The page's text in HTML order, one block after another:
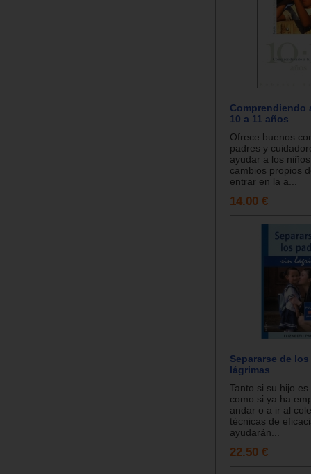
Comprendiendo
10 a 11 años
Ofrece buenos
padres y
ayudar a los
cambios propios
entrar en la a...
14.00 €
Separarse de
lágrimas
Tanto si su hijo
como si ya ha
andar o a ir al
técnicas de
ayudarán...
22.50 €